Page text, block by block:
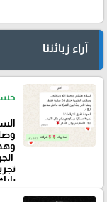
آراء زبائننا